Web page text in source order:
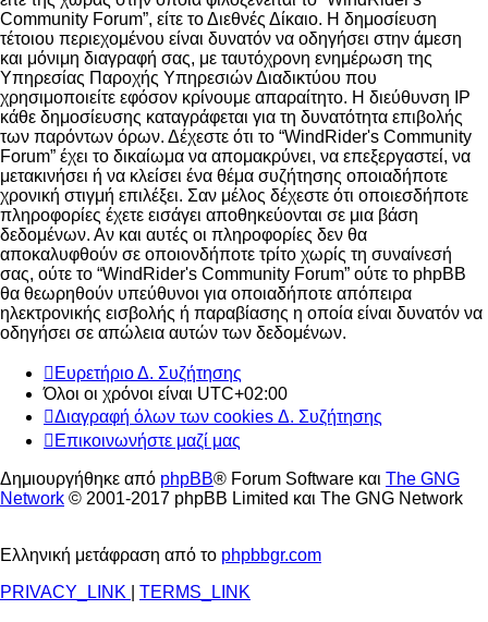
Community Forum”, είτε το Διεθνές Δίκαιο. Η δημοσίευση
τέτοιου περιεχομένου είναι δυνατόν να οδηγήσει στην άμεση
και μόνιμη διαγραφή σας, με ταυτόχρονη ενημέρωση της
Υπηρεσίας Παροχής Υπηρεσιών Διαδικτύου που
χρησιμοποιείτε εφόσον κρίνουμε απαραίτητο. Η διεύθυνση IP
κάθε δημοσίευσης καταγράφεται για τη δυνατότητα επιβολής
των παρόντων όρων. Δέχεστε ότι το “WindRider's Community
Forum” έχει το δικαίωμα να απομακρύνει, να επεξεργαστεί, να
μετακινήσει ή να κλείσει ένα θέμα συζήτησης οποιαδήποτε
χρονική στιγμή επιλέξει. Σαν μέλος δέχεστε ότι οποιεσδήποτε
πληροφορίες έχετε εισάγει αποθηκεύονται σε μια βάση
δεδομένων. Αν και αυτές οι πληροφορίες δεν θα
αποκαλυφθούν σε οποιονδήποτε τρίτο χωρίς τη συναίνεσή
σας, ούτε το “WindRider's Community Forum” ούτε το phpBB
θα θεωρηθούν υπεύθυνοι για οποιαδήποτε απόπειρα
ηλεκτρονικής εισβολής ή παραβίασης η οποία είναι δυνατόν να
οδηγήσει σε απώλεια αυτών των δεδομένων.
Ευρετήριο Δ. Συζήτησης
Όλοι οι χρόνοι είναι UTC+02:00
Διαγραφή όλων των cookies Δ. Συζήτησης
Επικοινωνήστε μαζί μας
Δημιουργήθηκε από phpBB® Forum Software και The GNG
Network © 2001-2017 phpBB Limited και The GNG Network
Ελληνική μετάφραση από το phpbbgr.com
PRIVACY_LINK
TERMS_LINK